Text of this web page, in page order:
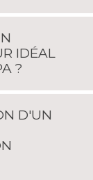
IDÉAL
?
D'UN